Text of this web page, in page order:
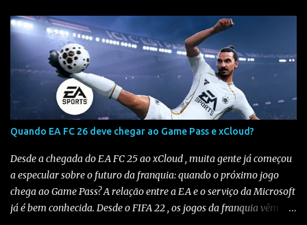
1️⃣ Alterar a região da conta Amazon Acesse sua conta Amazon em
amazon.com . Vá em “Sua Conta” > “Gerenciar Conteúdo e
Dispositivos” . No menu “Preferências” , altere o país/região para
Estados Unidos . Salve as alterações. Você também precisará ter
um endereço nos EUA , mesmo que fictício. Altere seu endereço
aqui . Eu uso endereço de sites de importação e você pode usar o
mesmo se não tiver um, veja na imagem abaixo. Salve as
alterações. Isso é necessário pois o Amazon Luna só funciona em
contas configuradas para os EUA ou países suportados . 2️⃣
Escolher uma assinatura compatível Para...
Quando EA FC 26 deve chegar ao Game Pass e xCloud?
Desde a chegada do EA FC 25 ao xCloud , muita gente já começou
a especular sobre o futuro da franquia: quando o próximo jogo
chega ao Game Pass? A relação entre a EA e o serviço da Microsoft
já é bem conhecida. Desde o FIFA 22 , os jogos da franquia vêm